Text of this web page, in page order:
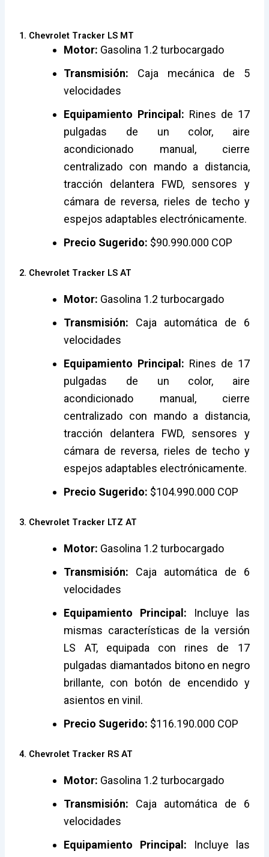
1. Chevrolet Tracker LS MT
Motor: Gasolina 1.2 turbocargado
Transmisión: Caja mecánica de 5
velocidades
Equipamiento Principal: Rines de 17
pulgadas de un color, aire
acondicionado manual, cierre
centralizado con mando a distancia,
tracción delantera FWD, sensores y
cámara de reversa, rieles de techo y
espejos adaptables electrónicamente.
Precio Sugerido: $90.990.000 COP
2. Chevrolet Tracker LS AT
Motor: Gasolina 1.2 turbocargado
Transmisión: Caja automática de 6
velocidades
Equipamiento Principal: Rines de 17
pulgadas de un color, aire
acondicionado manual, cierre
centralizado con mando a distancia,
tracción delantera FWD, sensores y
cámara de reversa, rieles de techo y
espejos adaptables electrónicamente.
Precio Sugerido: $104.990.000 COP
3. Chevrolet Tracker LTZ AT
Motor: Gasolina 1.2 turbocargado
Transmisión: Caja automática de 6
velocidades
Equipamiento Principal: Incluye las
mismas características de la versión
LS AT, equipada con rines de 17
pulgadas diamantados bitono en negro
brillante, con botón de encendido y
asientos en vinil.
Precio Sugerido: $116.190.000 COP
4. Chevrolet Tracker RS AT
Motor: Gasolina 1.2 turbocargado
Transmisión: Caja automática de 6
velocidades
Equipamiento Principal: Incluye las